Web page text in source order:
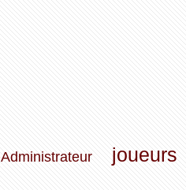
Administrateur joueurs